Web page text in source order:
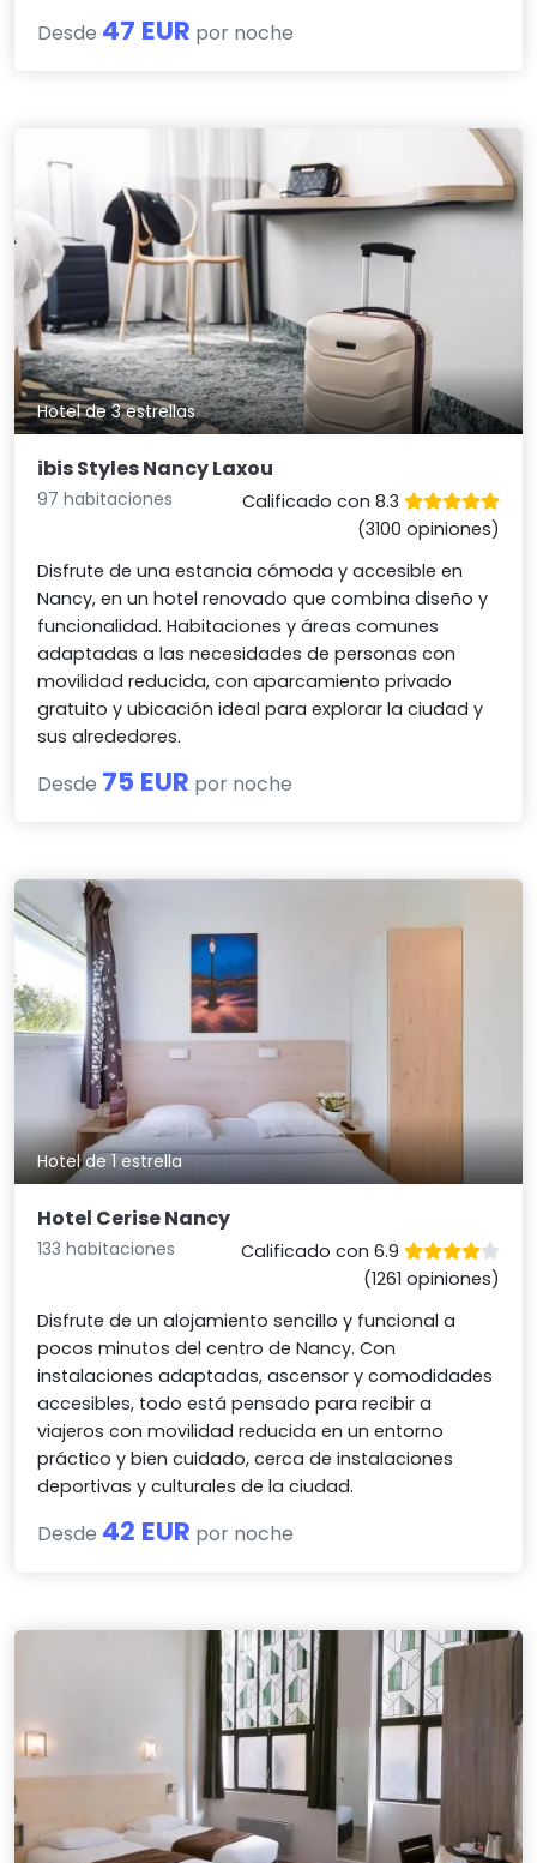
Desde 47 EUR por noche
Hotel de 3 estrellas
ibis Styles Nancy Laxou
97 habitaciones
Calificado con 8.3
(3100 opiniones)
Disfrute de una estancia cómoda y accesible en
Nancy, en un hotel renovado que combina diseño y
funcionalidad. Habitaciones y áreas comunes
adaptadas a las necesidades de personas con
movilidad reducida, con aparcamiento privado
gratuito y ubicación ideal para explorar la ciudad y
sus alrededores.
Desde 75 EUR por noche
Hotel de 1 estrella
Hotel Cerise Nancy
133 habitaciones
Calificado con 6.9
(1261 opiniones)
Disfrute de un alojamiento sencillo y funcional a
pocos minutos del centro de Nancy. Con
instalaciones adaptadas, ascensor y comodidades
accesibles, todo está pensado para recibir a
viajeros con movilidad reducida en un entorno
práctico y bien cuidado, cerca de instalaciones
deportivas y culturales de la ciudad.
Desde 42 EUR por noche